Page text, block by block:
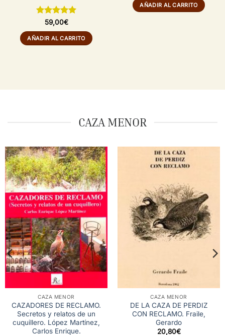
Valorado
con5de 5
59,00€
AÑADIR AL CARRITO
AÑADIR AL CARRITO
CAZA MENOR
CAZA MENOR
CAZADORES DE RECLAMO.
Secretos y relatos de un
cuquillero. López Martínez,
Carlos Enrique.
CAZA MENOR
DE LA CAZA DE PERDIZ
CON RECLAMO. Fraile,
Gerardo
20,80€